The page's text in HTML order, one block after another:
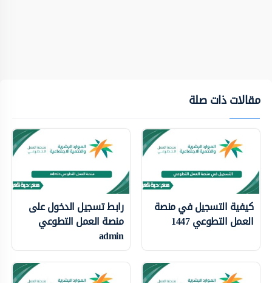
مقالات ذات صلة
كيفية التسجيل في منصة
العمل التطوعي 1447
رابط تسجيل الدخول على
منصة العمل التطوعي
admin